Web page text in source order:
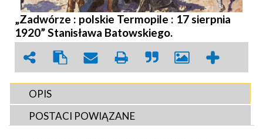
„Zadwórze : polskie Termopile : 17 sierpnia
1920” Stanisława Batowskiego.
OPIS
POSTACI POWIĄZANE